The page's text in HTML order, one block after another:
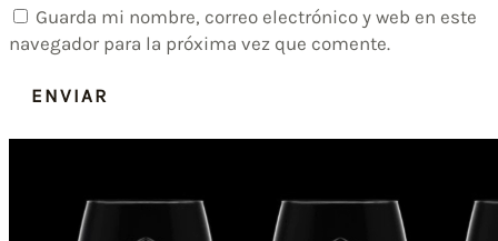
Guarda mi nombre, correo electrónico y web en este
navegador para la próxima vez que comente.